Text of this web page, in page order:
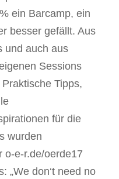
ein Barcamp, ein
besser gefällt. Aus
und auch aus
Sessions
Tipps,
für die
wurden
o-e-r.de/oerde17
„We don‘t need no